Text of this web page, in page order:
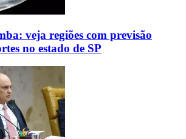
veja regiões com previsão
no estado de SP